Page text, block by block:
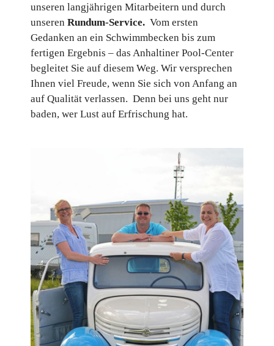
unseren langjährigen Mitarbeitern und durch
unseren Rundum-Service. Vom ersten
Gedanken an ein Schwimmbecken bis zum
fertigen Ergebnis – das Anhaltiner Pool-Center
begleitet Sie auf diesem Weg. Wir versprechen
Ihnen viel Freude, wenn Sie sich von Anfang an
auf Qualität verlassen. Denn bei uns geht nur
baden, wer Lust auf Erfrischung hat.